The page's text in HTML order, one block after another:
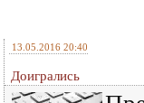
13.05.2016 20:40
Доигрались